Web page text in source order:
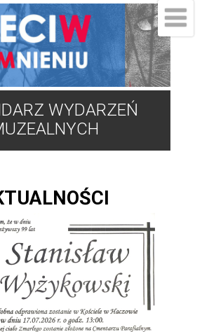
WYDARZEŃ